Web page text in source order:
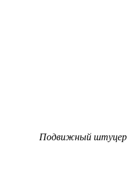
Подвижный штуцер